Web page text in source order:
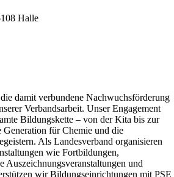
Halle
damit verbundene Nachwuchsförderung
Verbandsarbeit. Unser Engagement
Bildungskette – von der Kita bis zur
für Chemie und die
Als Landesverband organisieren
wie Fortbildungen,
Auszeichnungsveranstaltungen und
wir Bildungseinrichtungen mit PSE